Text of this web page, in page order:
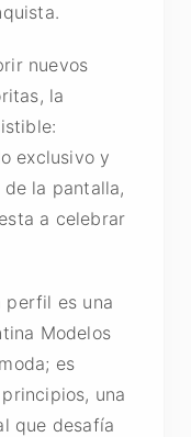
nuevos
la
exclusivo y
la pantalla,
a celebrar
perfil es una
Modelos
es
una
que desafía